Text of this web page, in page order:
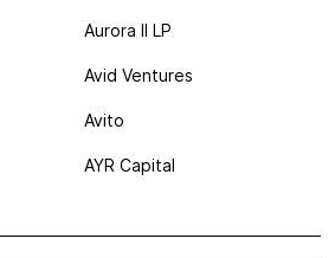
Aurora II LP
Avid Ventures
Avito
AYR Capital